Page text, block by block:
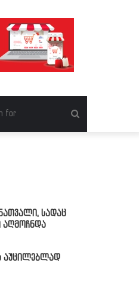
სადაც
აღმოჩნდა
აუცილებლად